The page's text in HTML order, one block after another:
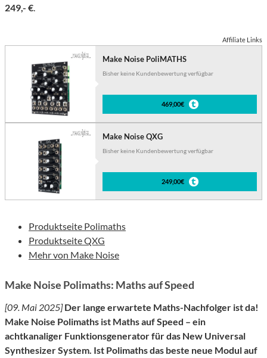
249,- €.
Affiliate Links
Make Noise PoliMATHS
Bisher keine Kundenbewertung verfügbar
469,00€
Make Noise QXG
Bisher keine Kundenbewertung verfügbar
249,00€
Produktseite Polimaths
Produktseite QXG
Mehr von Make Noise
Make Noise Polimaths: Maths auf Speed
[09. Mai 2025]Der lange erwartete Maths-Nachfolger ist da!
Make Noise Polimaths ist Maths auf Speed – ein
achtkanaliger Funktionsgenerator für das New Universal
Synthesizer System. Ist Polimaths das beste neue Modul auf